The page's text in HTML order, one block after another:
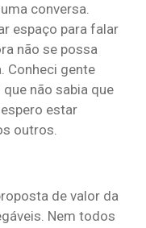
conversa.
espaço para falar
não se possa
Conheci gente
não sabia que
estar
outros.
de valor da
Nem todos